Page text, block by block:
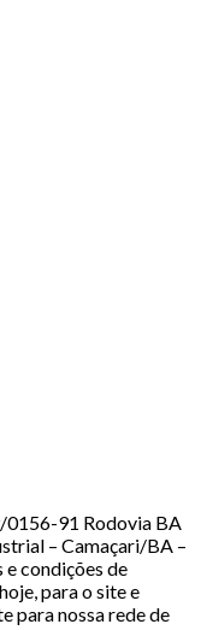
0156-91 Rodovia BA
– Camaçari/BA –
condições de
para o site e
para nossa rede de